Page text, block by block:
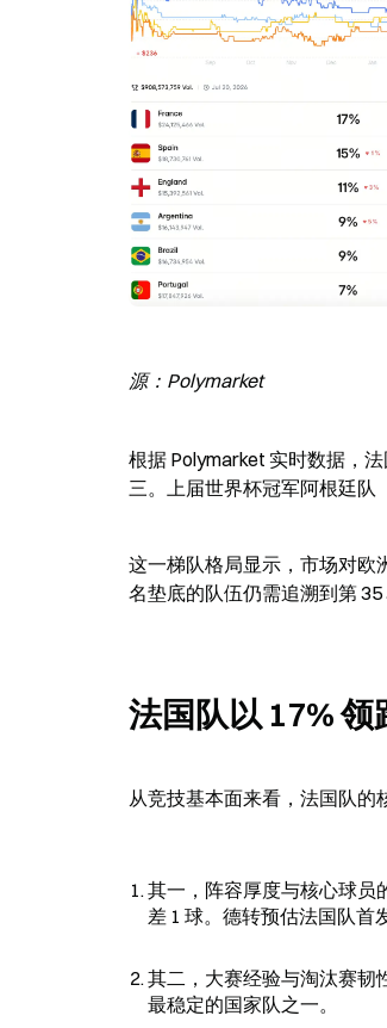
源：Polymarket
根据 Polymarket 实时数据，
三。上届世界杯冠军阿根廷队
这一梯队格局显示，市场对
名垫底的队伍仍需追溯到第 35
法国队以 17%
从竞技基本面来看，法国队的
其一，阵容厚度与核心球员
差 1 球。德转预估法国队首
其二，大赛经验与淘汰赛韧
最稳定的国家队之一。